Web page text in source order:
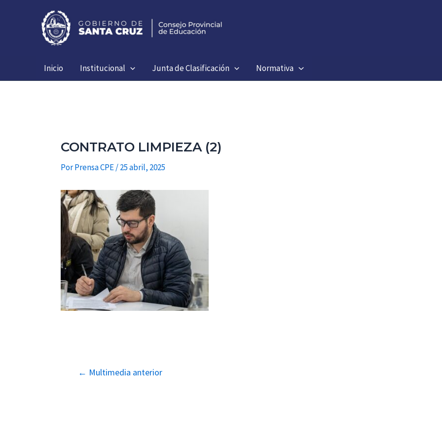
Inicio Institucional Junta de Clasificación Normativa
CONTRATO LIMPIEZA (2)
PorPrensa CPE/25 abril, 2025
Navegación
← Multimedia anterior